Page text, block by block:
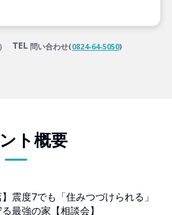
問い合わせ(0824-64-5050)
ト概要
】震度7でも「住みつづけられる」
最強の家【相談会】